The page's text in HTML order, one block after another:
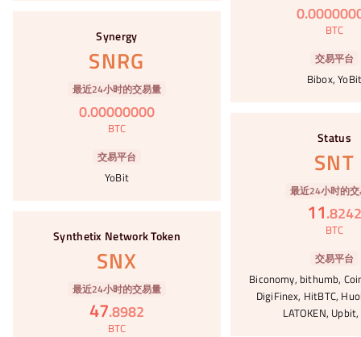
0.
BTC
交易平台
Bibox,
Synergy
SNRG
最近24小时的交易量
0.00000000
BTC
交易平台
YoBit
Status
SNT
最近24小时的
11.8242
BTC
交易平台
Biconomy, bithumb,
DigiFinex, HitBTC,
LATOKEN,
Synthetix Network Token
SNX
最近24小时的交易量
47.8982
BTC